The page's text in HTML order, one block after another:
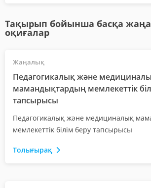
Тақырып бойынша басқа
оқиғалар
Жаңалық
Педагогикалық және
мамандықтардың мемлекеттік
тапсырысы
Педагогикалық және медициналық
мемлекеттік білім беру тапсырысы
Толығырақ